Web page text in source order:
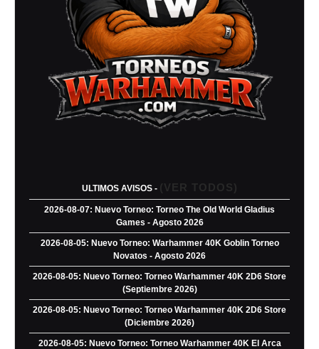
ULTIMOS AVISOS - (VER TODOS)
2026-08-07: Nuevo Torneo: Torneo The Old World Gladius
Games - Agosto 2026
2026-08-05: Nuevo Torneo: Warhammer 40K Goblin Torneo
Novatos - Agosto 2026
2026-08-05: Nuevo Torneo: Torneo Warhammer 40K 2D6 Store
(Septiembre 2026)
2026-08-05: Nuevo Torneo: Torneo Warhammer 40K 2D6 Store
(Diciembre 2026)
2026-08-05: Nuevo Torneo: Torneo Warhammer 40K El Arca